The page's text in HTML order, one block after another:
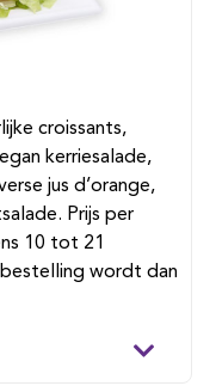
croissants,
kerriesalade,
jus d’orange,
Prijs per
10 tot 21
wordt dan